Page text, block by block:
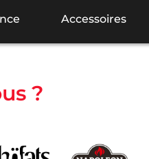
Accessoires
?